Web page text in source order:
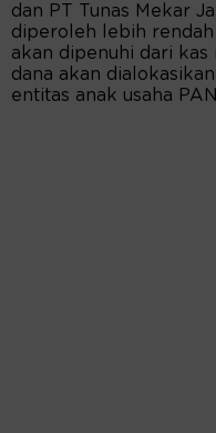
dan PT Tunas Mekar
diperoleh lebih
akan dipenuhi dari
dana akan
entitas anak usaha